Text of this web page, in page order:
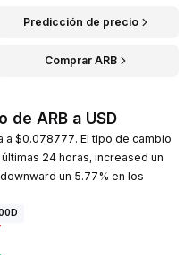
Predicción de precio
Comprar ARB
de ARB a USD
a $0.078777. El tipo de cambio
24 horas, increased un
un 5.77% en los